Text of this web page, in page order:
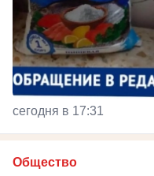
сегодня в 17:31
Общество